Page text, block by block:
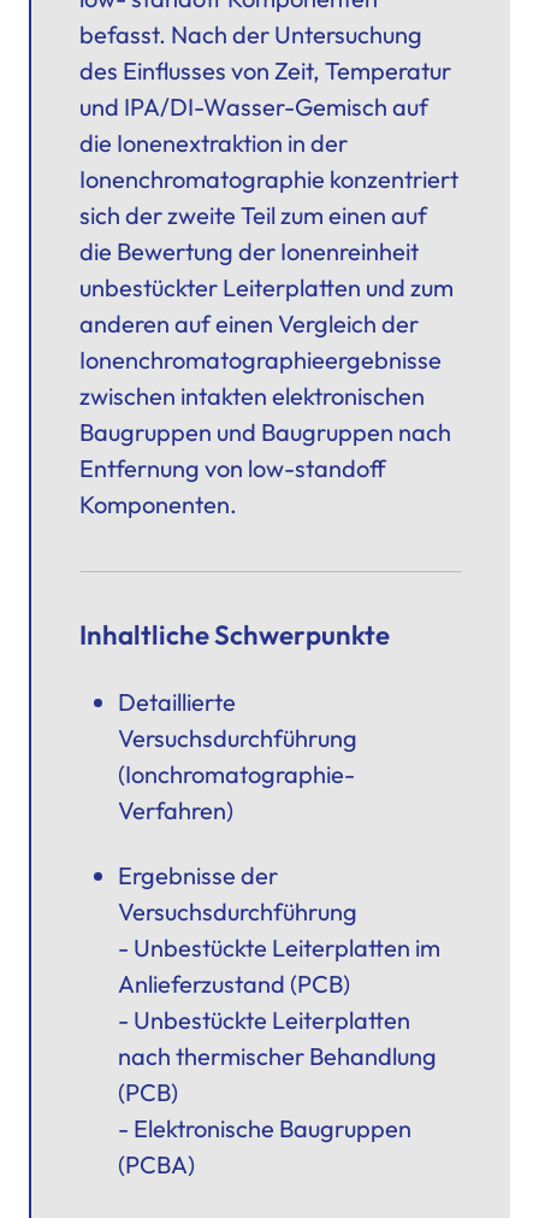
befasst. Nach der Untersuchung
des Einflusses von Zeit, Temperatur
und IPA/DI-Wasser-Gemisch auf
die Ionenextraktion in der
Ionenchromatographie konzentriert
sich der zweite Teil zum einen auf
die Bewertung der Ionenreinheit
unbestückter Leiterplatten und zum
anderen auf einen Vergleich der
Ionenchromatographieergebnisse
zwischen intakten elektronischen
Baugruppen und Baugruppen nach
Entfernung von low-standoff
Komponenten.
Inhaltliche Schwerpunkte
Detaillierte
Versuchsdurchführung
(Ionchromatographie-
Verfahren)
Ergebnisse der
Versuchsdurchführung
- Unbestückte Leiterplatten im
Anlieferzustand (PCB)
- Unbestückte Leiterplatten
nach thermischer Behandlung
(PCB)
- Elektronische Baugruppen
(PCBA)